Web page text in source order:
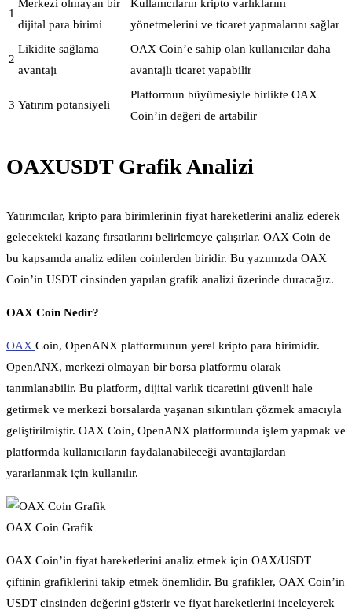
1
Merkezi olmayan bir
dijital para birimi
Kullanıcıların kripto varlıklarını
yönetmelerini ve ticaret yapmalarını sağlar
2
Likidite sağlama
avantajı
OAX Coin’e sahip olan kullanıcılar daha
avantajlı ticaret yapabilir
3 Yatırım potansiyeli
Platformun büyümesiyle birlikte OAX
Coin’in değeri de artabilir
OAXUSDT Grafik Analizi
Yatırımcılar, kripto para birimlerinin fiyat hareketlerini analiz ederek
gelecekteki kazanç fırsatlarını belirlemeye çalışırlar. OAX Coin de
bu kapsamda analiz edilen coinlerden biridir. Bu yazımızda OAX
Coin’in USDT cinsinden yapılan grafik analizi üzerinde duracağız.
OAX Coin Nedir?
OAX Coin, OpenANX platformunun yerel kripto para birimidir.
OpenANX, merkezi olmayan bir borsa platformu olarak
tanımlanabilir. Bu platform, dijital varlık ticaretini güvenli hale
getirmek ve merkezi borsalarda yaşanan sıkıntıları çözmek amacıyla
geliştirilmiştir. OAX Coin, OpenANX platformunda işlem yapmak ve
platformda kullanıcıların faydalanabileceği avantajlardan
yararlanmak için kullanılır.
OAX Coin Grafik
OAX Coin’in fiyat hareketlerini analiz etmek için OAX/USDT
çiftinin grafiklerini takip etmek önemlidir. Bu grafikler, OAX Coin’in
USDT cinsinden değerini gösterir ve fiyat hareketlerini inceleyerek